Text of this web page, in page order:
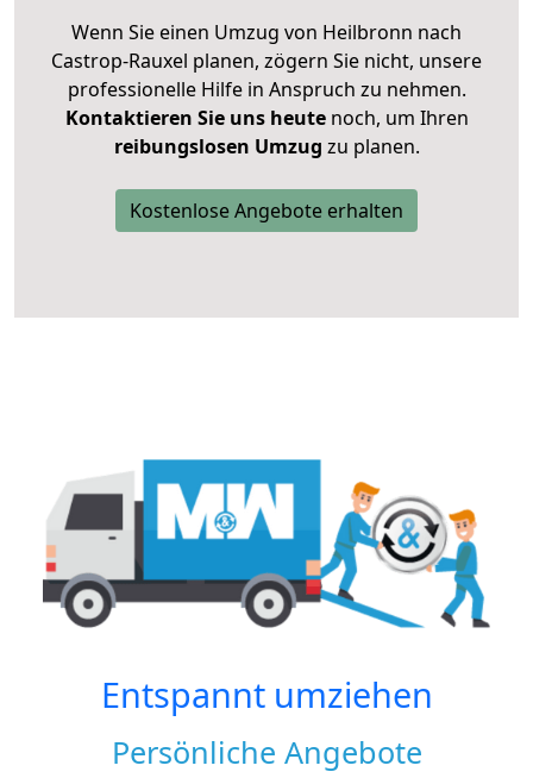
Wenn Sie einen Umzug von Heilbronn nach
Castrop-Rauxel planen, zögern Sie nicht, unsere
professionelle Hilfe in Anspruch zu nehmen.
Kontaktieren Sie uns heutenoch, um Ihren
reibungslosen Umzug zu planen.
Kostenlose Angebote erhalten
Entspannt umziehen
Persönliche Angebote